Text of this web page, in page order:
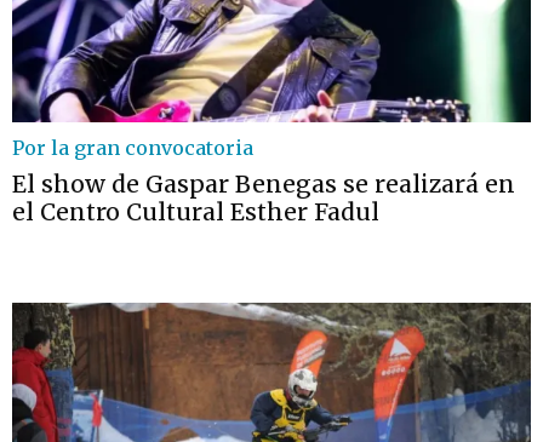
Por la gran convocatoria
El show de Gaspar Benegas se realizará en
el Centro Cultural Esther Fadul